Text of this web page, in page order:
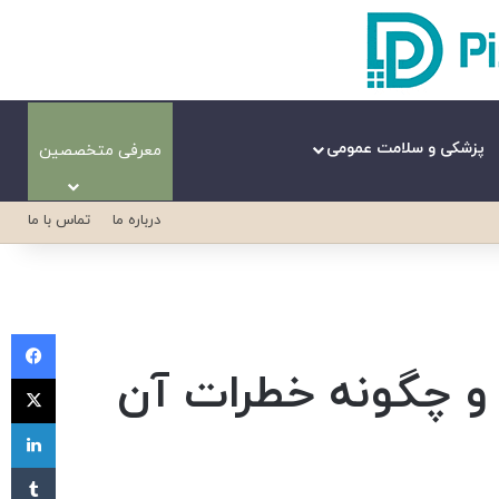
پزشکی و سلامت عمومی معرفی متخصصین
درباره ما تماس با ما
و چگونه خطرات آن
X